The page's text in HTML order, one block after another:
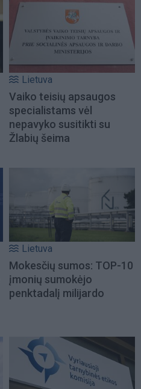
Lietuva
Vaiko teisių apsaugos
specialistams vėl
nepavyko susitikti su
Žlabių šeima
Lietuva
Mokesčių sumos: TOP-10
įmonių sumokėjo
penktadalį milijardo